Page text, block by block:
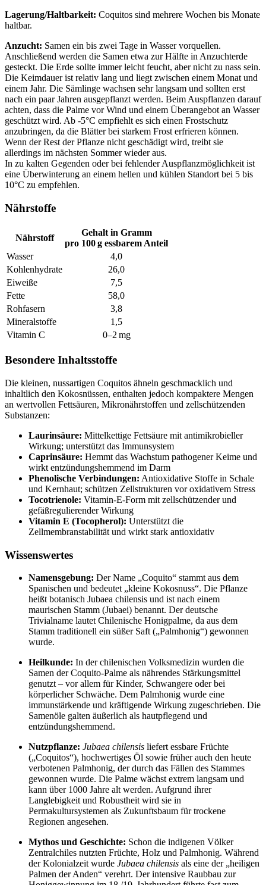
Lagerung/Haltbarkeit: Coquitos sind mehrere Wochen bis Monate
haltbar.
Anzucht: Samen ein bis zwei Tage in Wasser vorquellen.
Anschließend werden die Samen etwa zur Hälfte in Anzuchterde
gesteckt. Die Erde sollte immer leicht feucht, aber nicht zu nass sein.
Die Keimdauer ist relativ lang und liegt zwischen einem Monat und
einem Jahr. Die Sämlinge wachsen sehr langsam und sollten erst
nach ein paar Jahren ausgepflanzt werden. Beim Auspflanzen darauf
achten, dass die Palme vor Wind und einem Überangebot an Wasser
geschützt wird. Ab -5°C empfiehlt es sich einen Frostschutz
anzubringen, da die Blätter bei starkem Frost erfrieren können.
Wenn der Rest der Pflanze nicht geschädigt wird, treibt sie
allerdings im nächsten Sommer wieder aus.
In zu kalten Gegenden oder bei fehlender Auspflanzmöglichkeit ist
eine Überwinterung an einem hellen und kühlen Standort bei 5 bis
10°C zu empfehlen.
Nährstoffe
Nährstoff
Gehalt in Gramm
pro 100 g essbarem Anteil
Wasser
4,0
Kohlenhydrate
26,0
Eiweiße
7,5
Fette
58,0
Rohfasern
3,8
Mineralstoffe
1,5
Vitamin C
0–2 mg
Besondere Inhaltsstoffe
Die kleinen, nussartigen Coquitos ähneln geschmacklich und
inhaltlich den Kokosnüssen, enthalten jedoch kompaktere Mengen
an wertvollen Fettsäuren, Mikronährstoffen und zellschützenden
Substanzen:
Laurinsäure: Mittelkettige Fettsäure mit antimikrobieller
Wirkung; unterstützt das Immunsystem
Caprinsäure: Hemmt das Wachstum pathogener Keime und
wirkt entzündungshemmend im Darm
Phenolische Verbindungen: Antioxidative Stoffe in Schale
und Kernhaut; schützen Zellstrukturen vor oxidativem Stress
Tocotrienole: Vitamin-E-Form mit zellschützender und
gefäßregulierender Wirkung
Vitamin E (Tocopherol): Unterstützt die
Zellmembranstabilität und wirkt stark antioxidativ
Wissenswertes
Namensgebung: Der Name „Coquito“ stammt aus dem
Spanischen und bedeutet „kleine Kokosnuss“. Die Pflanze
heißt botanisch Jubaea chilensis und ist nach einem
maurischen Stamm (Jubaei) benannt. Der deutsche
Trivialname lautet Chilenische Honigpalme, da aus dem
Stamm traditionell ein süßer Saft („Palmhonig“) gewonnen
wurde.
Heilkunde: In der chilenischen Volksmedizin wurden die
Samen der Coquito-Palme als nährendes Stärkungsmittel
genutzt – vor allem für Kinder, Schwangere oder bei
körperlicher Schwäche. Dem Palmhonig wurde eine
immunstärkende und kräftigende Wirkung zugeschrieben. Die
Samenöle galten äußerlich als hautpflegend und
entzündungshemmend.
Nutzpflanze: Jubaea chilensis liefert essbare Früchte
(„Coquitos“), hochwertiges Öl sowie früher auch den heute
verbotenen Palmhonig, der durch das Fällen des Stammes
gewonnen wurde. Die Palme wächst extrem langsam und
kann über 1000 Jahre alt werden. Aufgrund ihrer
Langlebigkeit und Robustheit wird sie in
Permakultursystemen als Zukunftsbaum für trockene
Regionen angesehen.
Mythos und Geschichte: Schon die indigenen Völker
Zentralchiles nutzten Früchte, Holz und Palmhonig. Während
der Kolonialzeit wurde Jubaea chilensis als eine der „heiligen
Palmen der Anden“ verehrt. Der intensive Raubbau zur